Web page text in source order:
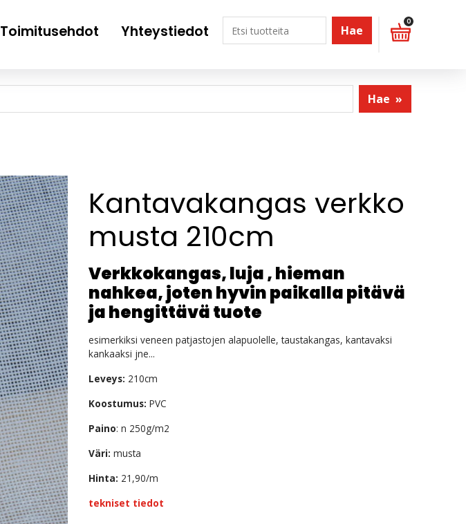
Toimitusehdot Yhteystiedot Hae
0
Hae »
Kantavakangas verkko
musta 210cm
Verkkokangas, luja , hieman
nahkea, joten hyvin paikalla pitävä
ja hengittävä tuote
esimerkiksi veneen patjastojen alapuolelle, taustakangas, kantavaksi
kankaaksi jne...
Leveys: 210cm
Koostumus: PVC
Paino: n 250g/m2
Väri: musta
Hinta: 21,90/m
tekniset tiedot